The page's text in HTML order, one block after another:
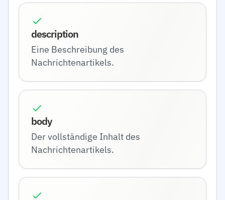
description
Eine Beschreibung des
Nachrichtenartikels.
body
Der vollständige Inhalt des
Nachrichtenartikels.